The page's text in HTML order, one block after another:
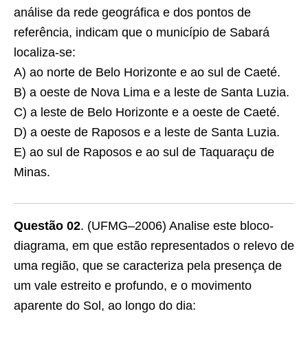
análise da rede geográfica e dos pontos de
referência, indicam que o município de Sabará
localiza-se:
A) ao norte de Belo Horizonte e ao sul de Caeté.
B) a oeste de Nova Lima e a leste de Santa Luzia.
C) a leste de Belo Horizonte e a oeste de Caeté.
D) a oeste de Raposos e a leste de Santa Luzia.
E) ao sul de Raposos e ao sul de Taquaraçu de
Minas.
Questão 02. (UFMG–2006) Analise este bloco-
diagrama, em que estão representados o relevo de
uma região, que se caracteriza pela presença de
um vale estreito e profundo, e o movimento
aparente do Sol, ao longo do dia: